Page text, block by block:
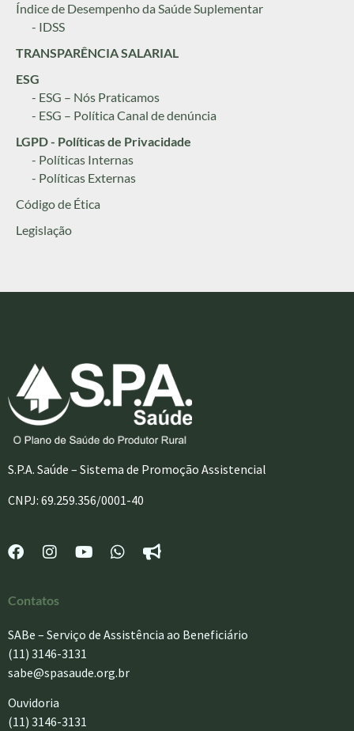
Índice de Desempenho da Saúde Suplementar
- IDSS
TRANSPARÊNCIA SALARIAL
ESG
- ESG – Nós Praticamos
- ESG – Política Canal de denúncia
LGPD - Políticas de Privacidade
- Políticas Internas
- Políticas Externas
Código de Ética
Legislação
S.P.A. Saúde – Sistema de Promoção Assistencial
CNPJ: 69.259.356/0001-40
Contatos
SABe – Serviço de Assistência ao Beneficiário
(11) 3146-3131
sabe@spasaude.org.br
Ouvidoria
(11) 3146-3131